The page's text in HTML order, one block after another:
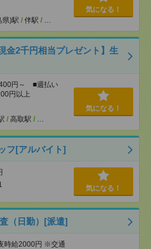
県)駅 / 伴駅 / …
気になる！
金2千円相当プレゼント】生
円～ ■週払い
円以上
/ 高取駅 / …
気になる！
フ[アルバイト]
気になる！
（日勤）[派遣]
時給2000円 ※交通